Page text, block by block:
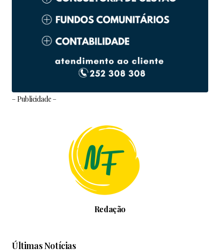
– Publicidade –
Redação
Últimas Notícias